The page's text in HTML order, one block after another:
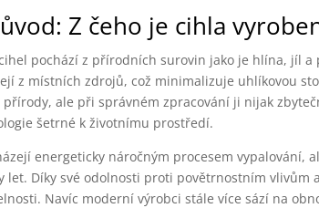
Z čeho je cihla
pochází z přírodních surovin jako je hlína, jíl
z místních zdrojů, což minimalizuje uhlíkovou
ale při správném zpracování ji nijak
šetrné k životnímu prostředí.
energeticky náročným procesem vypalování,
let. Díky své odolnosti proti povětrnostním
Navíc moderní výrobci stále více sází na